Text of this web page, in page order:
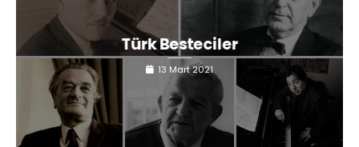
Türk Besteciler
13 Mart 2021